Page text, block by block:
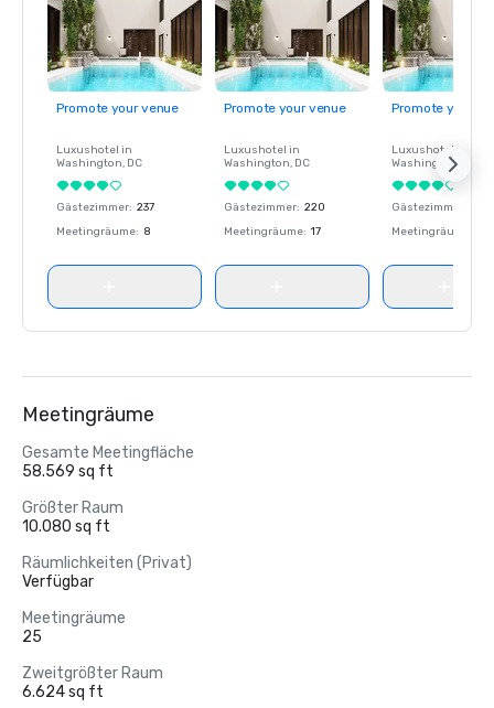
Promote your venue
Luxushotel in
Washington, DC
Gästezimmer: 237
Meetingräume: 8
Promote your venue
Luxushotel in
Washington, DC
Gästezimmer: 220
Meetingräume: 17
Promote your
Luxushotel in
Washington
Gästezimmer
Meetingräume
Meetingräume
Gesamte Meetingfläche
58.569 sq ft
Größter Raum
10.080 sq ft
Räumlichkeiten (Privat)
Verfügbar
Meetingräume
25
Zweitgrößter Raum
6.624 sq ft